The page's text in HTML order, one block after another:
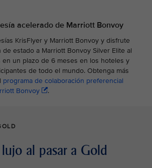
acelerado de Marriott Bonvoy
KrisFlyer y Marriott Bonvoy y disfrute
estado a Marriott Bonvoy Silver Elite al
un plazo de 6 meses en los hoteles y
de todo el mundo. Obtenga más
programa de colaboración preferencial
Bonvoy
.
al pasar a Gold